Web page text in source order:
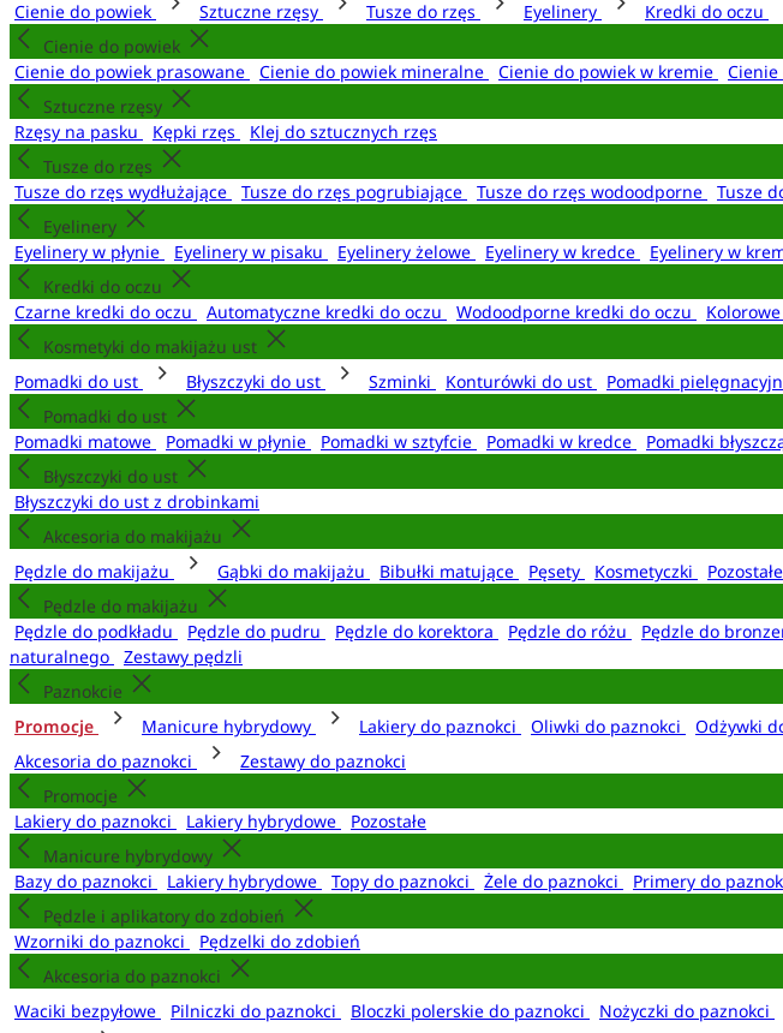
Cienie do powiek
Sztuczne rzęsy Tusze do rzęs Eyelinery Kredki do oczu
Cienie do powiek
Cienie do powiek prasowane
Cienie do powiek mineralne Cienie do powiek w kremie
Sztuczne rzęsy
Rzęsy na pasku
Kępki rzęs
Klej do sztucznych rzęs
Tusze do rzęs
Tusze do rzęs wydłużające
Tusze do rzęs pogrubiające Tusze do rzęs wodoodporne Tusze
Eyelinery
Eyelinery w płynie
Eyelinery w pisaku Eyelinery żelowe Eyelinery w kredce Eyelinery w
Kredki do oczu
Czarne kredki do oczu
Automatyczne kredki do oczu Wodoodporne kredki do oczu
Kosmetyki do makijażu ust
Pomadki do ust
Błyszczyki do ust Szminki Konturówki do ust Pomadki
Pomadki do ust
Pomadki matowe
Pomadki w płynie Pomadki w sztyfcie Pomadki w kredce Pomadki
Błyszczyki do ust
Błyszczyki do ust z drobinkami
Akcesoria do makijażu
Pędzle do makijażu
Gąbki do makijażu Bibułki matujące Pęsety Kosmetyczki
Pędzle do makijażu
Pędzle do podkładu
Pędzle do pudru Pędzle do korektora Pędzle do różu Pędzle do
naturalnego
Zestawy pędzli
Paznokcie
Promocje
Manicure hybrydowy Lakiery do paznokci Oliwki do paznokci Odżywki
Akcesoria do paznokci
Zestawy do paznokci
Promocje
Lakiery do paznokci
Lakiery hybrydowe
Pozostałe
Manicure hybrydowy
Bazy do paznokci
Lakiery hybrydowe Topy do paznokci Żele do paznokci Primery do
Pędzle i aplikatory do zdobień
Wzorniki do paznokci
Pędzelki do zdobień
Akcesoria do paznokci
Waciki bezpyłowe
Pilniczki do paznokci Bloczki polerskie do paznokci Nożyczki do paznokci